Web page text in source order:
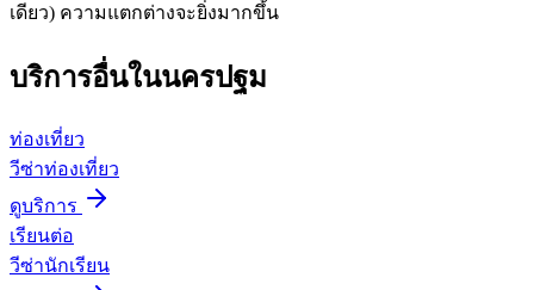
เดียว) ความแตกต่างจะยิ่งมากขึ้น
บริการอื่นในนครปฐม
ท่องเที่ยว
วีซ่าท่องเที่ยว
ดูบริการ
เรียนต่อ
วีซ่านักเรียน